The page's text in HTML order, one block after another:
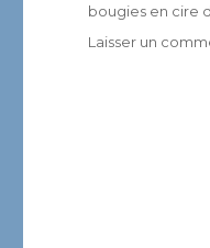
bougies en cire
Laisser un